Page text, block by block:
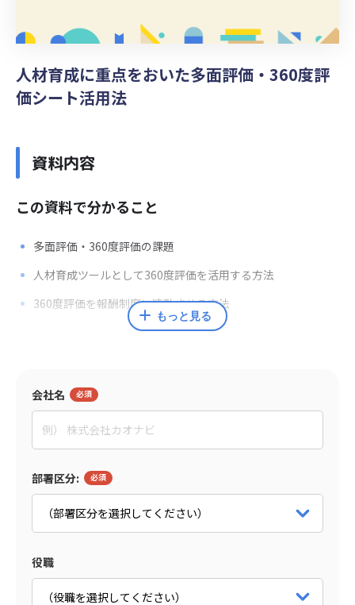
人材育成に重点をおいた多面評価・360度評
価シート活用法
資料内容
この資料で分かること
多面評価・360度評価の課題
人材育成ツールとして360度評価を活用する方法
360度評価を報酬制度に連動させる方法
島森 俊央
グローセンパートナー
もっと見る
会社名
部署区分:
役職